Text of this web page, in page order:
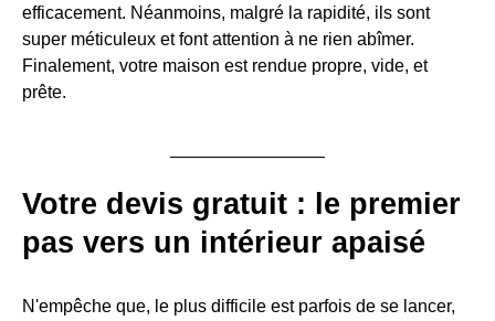
efficacement. Néanmoins, malgré la rapidité, ils sont
super méticuleux et font attention à ne rien abîmer.
Finalement, votre maison est rendue propre, vide, et
prête.
Votre devis gratuit : le premier
pas vers un intérieur apaisé
N'empêche que, le plus difficile est parfois de se lancer,